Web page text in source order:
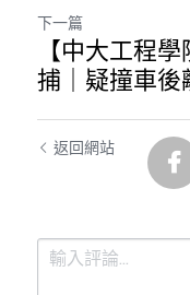
下一篇
【中大工程
捕｜疑撞車後
返回網站